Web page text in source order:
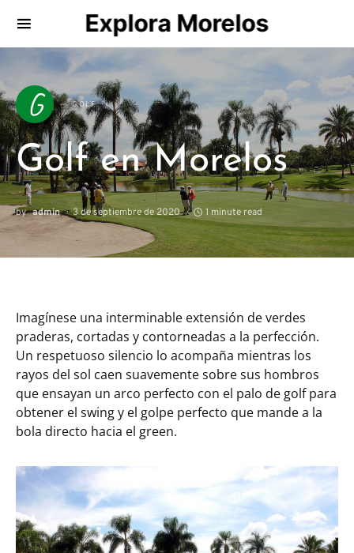
Explora Morelos
Search for:
G GOLF
Golf en Morelos
by admin 3 de septiembre de 2020 1 minute read
Imagínese una interminable extensión de verdes
praderas, cortadas y contorneadas a la perfección.
Un respetuoso silencio lo acompaña mientras los
rayos del sol caen suavemente sobre sus hombros
que ensayan un arco perfecto con el palo de golf para
obtener el swing y el golpe perfecto que mande a la
bola directo hacia el green.